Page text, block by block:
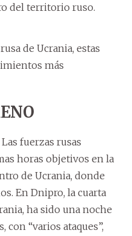
del territorio ruso.
de Ucrania, estas
más
Las fuerzas rusas
horas objetivos en la
de Ucrania, donde
En Dnipro, la cuarta
ha sido una noche
con “varios ataques”,